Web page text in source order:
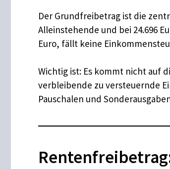
Der Grundfreibetrag ist die
Alleinstehende und bei 24.696
Euro, fällt keine
Wichtig ist: Es kommt nicht auf
verbleibende zu versteuernde
Pauschalen und